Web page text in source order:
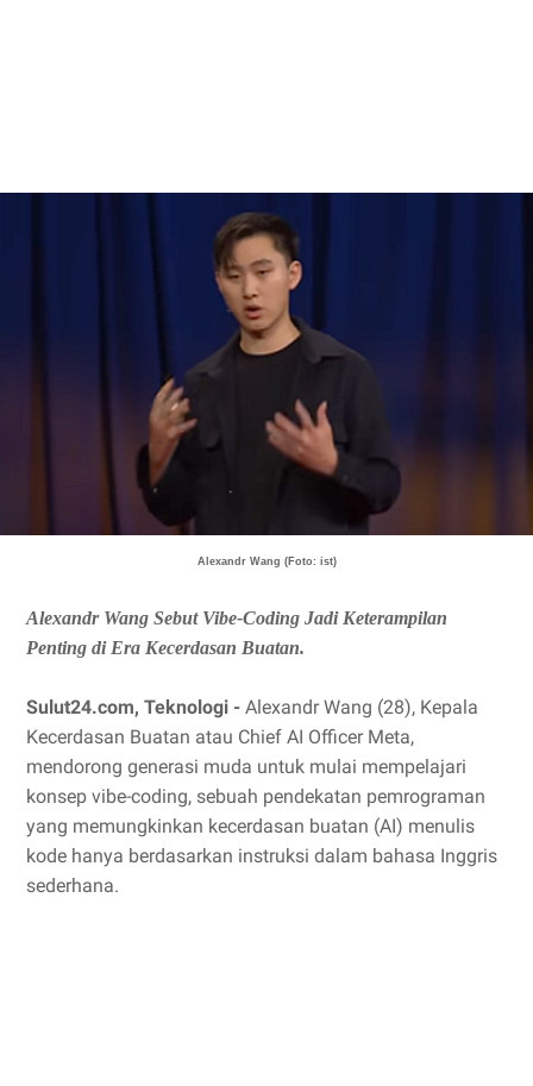
Alexandr Wang (Foto: ist)
Alexandr Wang Sebut Vibe-Coding Jadi Keterampilan
Penting di Era Kecerdasan Buatan.
Sulut24.com, Teknologi - Alexandr Wang (28), Kepala
Kecerdasan Buatan atau Chief AI Officer Meta,
mendorong generasi muda untuk mulai mempelajari
konsep vibe-coding, sebuah pendekatan pemrograman
yang memungkinkan kecerdasan buatan (AI) menulis
kode hanya berdasarkan instruksi dalam bahasa Inggris
sederhana.